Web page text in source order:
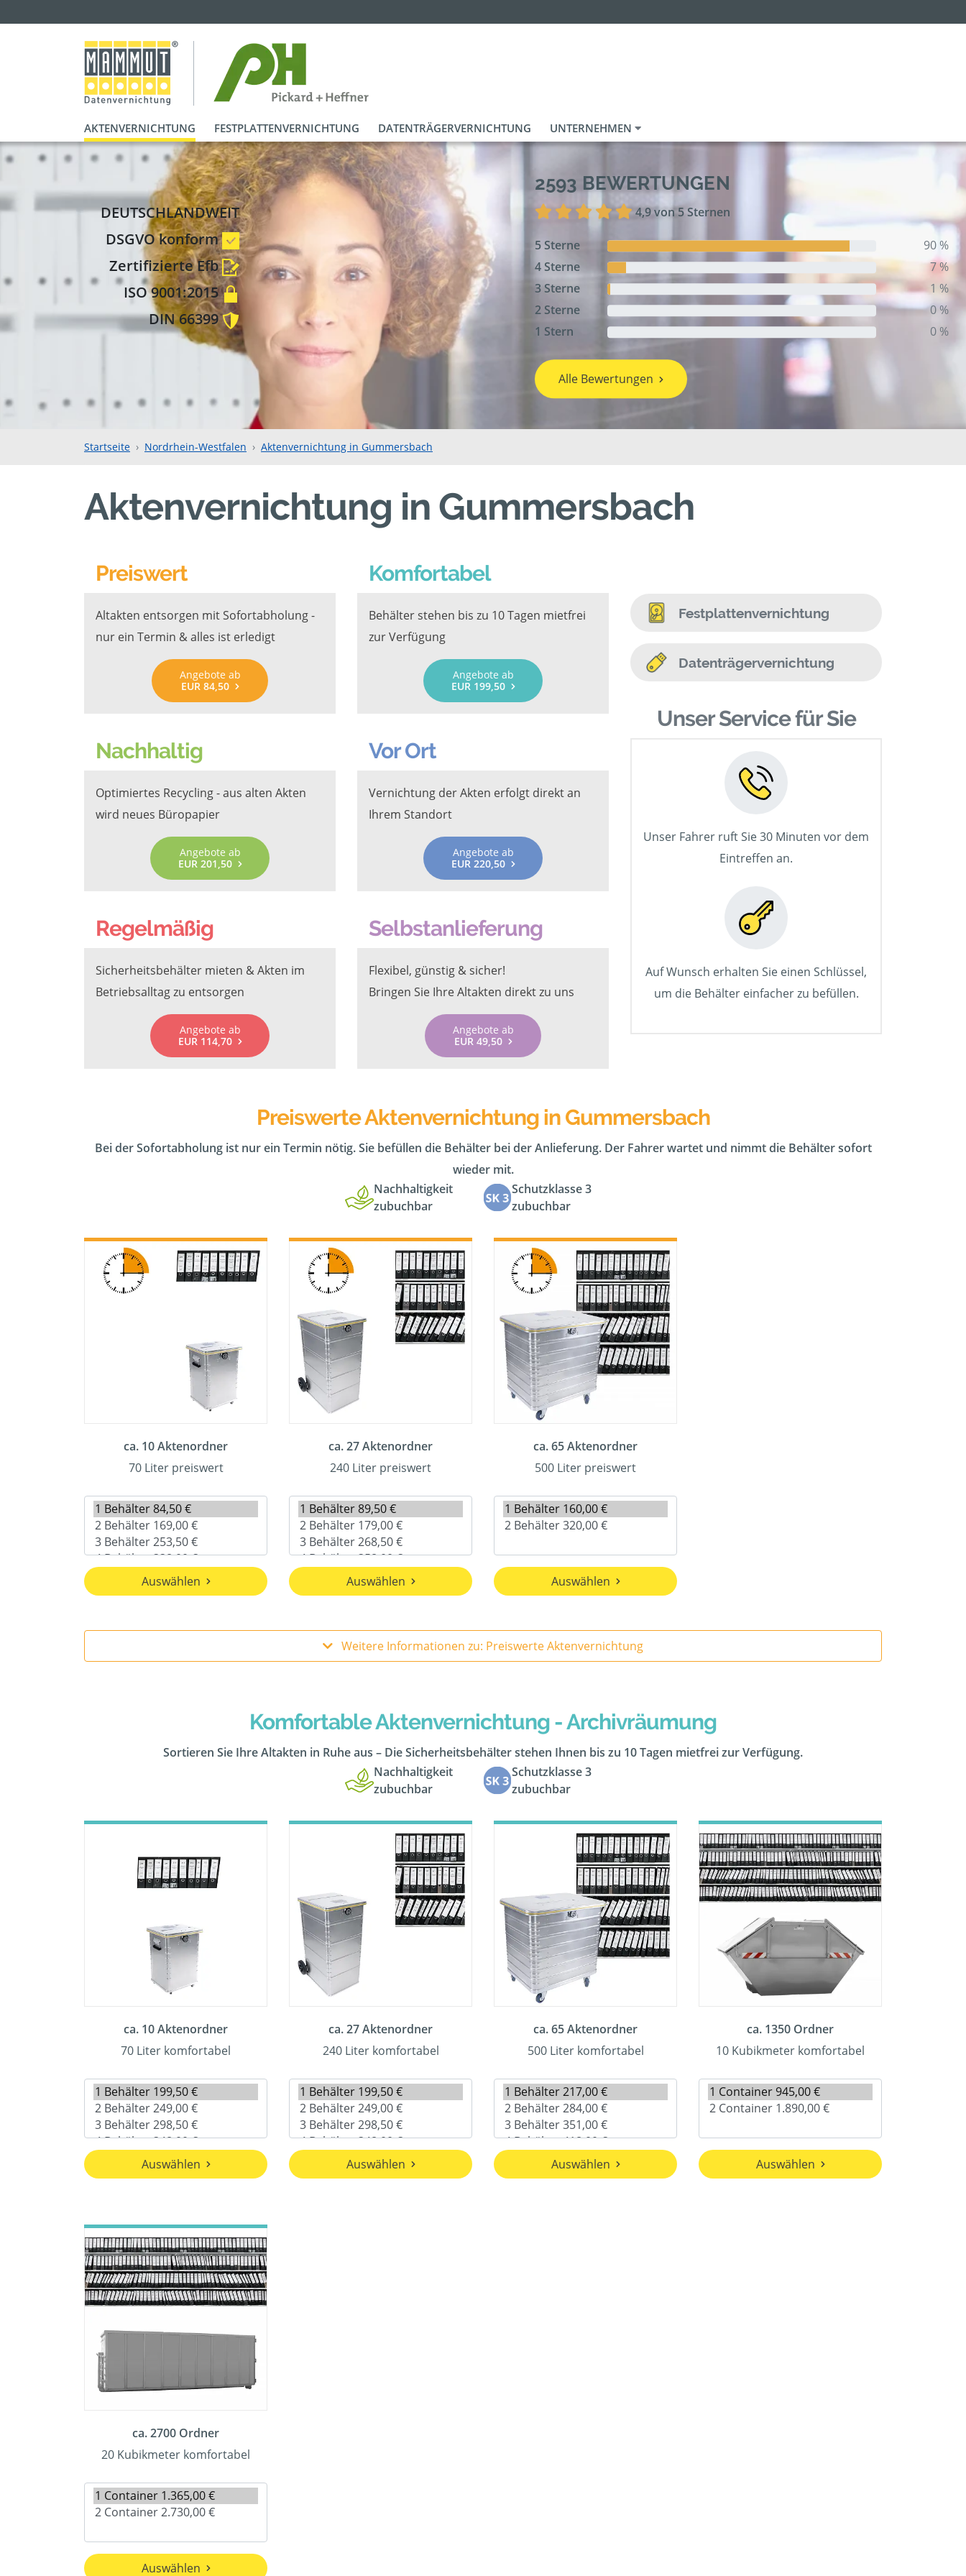
AKTENVERNICHTUNG FESTPLATTENVERNICHTUNG DATENTRÄGERVERNICHTUNG UNTERNEHMEN
DEUTSCHLANDWEIT
DSGVO konform
Zertifizierte Efb
ISO 9001:2015
DIN 66399
2593 BEWERTUNGEN
4,9 von 5 Sternen
5 Sterne
90 %
4 Sterne
7 %
3 Sterne
1 %
2 Sterne
0 %
1 Stern
0 %
Alle Bewertungen
Startseite Nordrhein-Westfalen Aktenvernichtung in Gummersbach
Aktenvernichtung in Gummersbach
Preiswert
Altakten entsorgen mit Sofortabholung -
nur ein Termin & alles ist erledigt
Angebote ab
EUR 84,50
Komfortabel
Behälter stehen bis zu 10 Tagen mietfrei
zur Verfügung
Angebote ab
EUR 199,50
Nachhaltig
Optimiertes Recycling - aus alten Akten
wird neues Büropapier
Angebote ab
EUR 201,50
Vor Ort
Vernichtung der Akten erfolgt direkt an
Ihrem Standort
Angebote ab
EUR 220,50
Regelmäßig
Sicherheitsbehälter mieten & Akten im
Betriebsalltag zu entsorgen
Angebote ab
EUR 114,70
Selbstanlieferung
Flexibel, günstig & sicher!
Bringen Sie Ihre Altakten direkt zu uns
Angebote ab
EUR 49,50
Festplattenvernichtung
Datenträgervernichtung
Unser Service für Sie
Unser Fahrer ruft Sie 30 Minuten vor dem
Eintreffen an.
Auf Wunsch erhalten Sie einen Schlüssel,
um die Behälter einfacher zu befüllen.
Preiswerte Aktenvernichtung in Gummersbach
Bei der Sofortabholung ist nur ein Termin nötig. Sie befüllen die Behälter bei der Anlieferung. Der Fahrer wartet und nimmt die Behälter sofort
wieder mit.
Nachhaltigkeit
zubuchbar
Schutzklasse 3
zubuchbar
ca. 10 Aktenordner
70 Liter preiswert
Auswählen
ca. 27 Aktenordner
240 Liter preiswert
Auswählen
ca. 65 Aktenordner
500 Liter preiswert
Auswählen
Weitere Informationen zu: Preiswerte Aktenvernichtung
Komfortable Aktenvernichtung - Archivräumung
Sortieren Sie Ihre Altakten in Ruhe aus – Die Sicherheitsbehälter stehen Ihnen bis zu 10 Tagen mietfrei zur Verfügung.
Nachhaltigkeit
zubuchbar
Schutzklasse 3
zubuchbar
ca. 10 Aktenordner
70 Liter komfortabel
Auswählen
ca. 27 Aktenordner
240 Liter komfortabel
Auswählen
ca. 65 Aktenordner
500 Liter komfortabel
Auswählen
ca. 1350 Ordner
10 Kubikmeter komfortabel
Auswählen
ca. 2700 Ordner
20 Kubikmeter komfortabel
Auswählen